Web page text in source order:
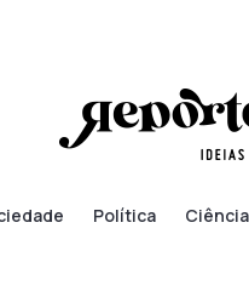
Política